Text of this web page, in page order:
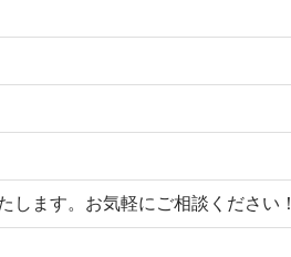
ます。お気軽にご相談ください！